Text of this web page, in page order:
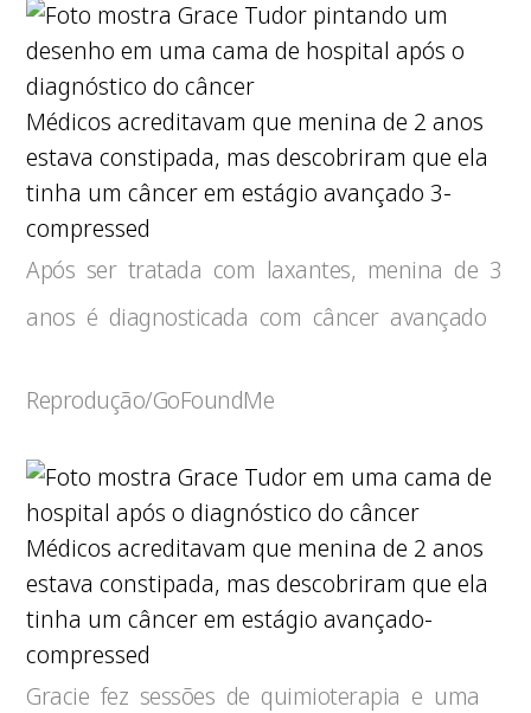
Médicos acreditavam que menina de 2 anos
estava constipada, mas descobriram que ela
tinha um câncer em estágio avançado 3-
compressed
Após ser tratada com laxantes, menina de 3
anos é diagnosticada com câncer avançado
Reprodução/GoFoundMe
Médicos acreditavam que menina de 2 anos
estava constipada, mas descobriram que ela
tinha um câncer em estágio avançado-
compressed
Gracie fez sessões de quimioterapia e uma